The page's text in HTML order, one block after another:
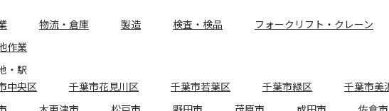
物流・倉庫 製造 検査・検品 フォークリフト・クレーン
作業
・駅
中央区
千葉市花見川区 千葉市若葉区 千葉市緑区 千葉市美